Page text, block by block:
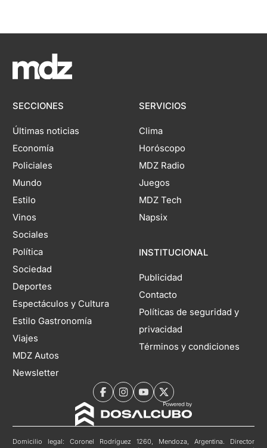
SECCIONES
Últimas noticias
Economía
Policiales
Mundo
Estilo
Vinos
Sociales
Política
Sociedad
Deportes
Espectáculos y Cultura
Estilo Gastronomía
Viajes
MDZ Autos
Newsletter
SERVICIOS
Clima
Horóscopo
MDZ Radio
Juegos
MDZ Tech
Napsix
INSTITUCIONAL
Publicidad
Contacto
Políticas de seguridad y
privacidad
Términos y condiciones
Domicilio legal: Coronel Rodríguez 1260, Mendoza, Argentina. Director